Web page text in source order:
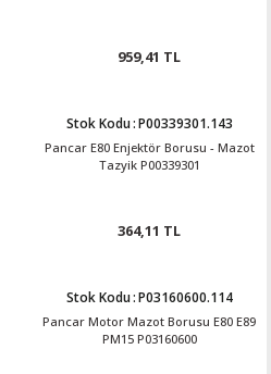
959,41 TL
Stok Kodu:P00339301.143
Pancar E80 Enjektör Borusu - Mazot
Tazyik P00339301
364,11 TL
Stok Kodu:P03160600.114
Pancar Motor Mazot Borusu E80 E89
PM15 P03160600